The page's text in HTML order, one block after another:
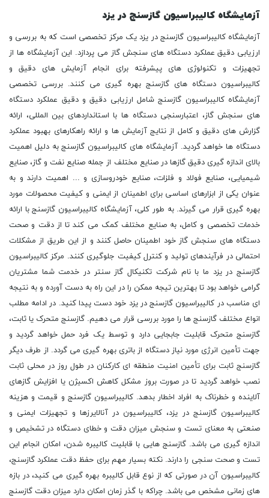
آزمایشگاه کالیبراسیون گازسنج در یزد
آزمایشگاه کالیبراسیون گازسنج در یزد یک مرکز تخصصی است که به بررسی و
ارزیابی دقیق عملکرد دستگاه های سنجش گاز می پردازد. این آزمایشگاه ها از
تجهیزات و تکنولوژی های پیشرفته برای انجام آزمایش های دقیق و
کالیبراسیون دستگاه های گازسنج بهره گیری می کنند. بررسی تخصصی
آزمایشگاه کالیبراسیون گازسنج شامل ارزیابی دقیق و دقیق عملکرد دستگاه
های سنجش گاز، اعتبارسنجی دستگاه ها با استانداردهای بین المللی، ارائه
گزارش های دقیق و کامل از نتایج آزمایش ها و ارائه راهکارهای بهبود عملکرد
دستگاه ها خواهد گردید. آزمایشگاه های کالیبراسیون گازسنج به دلیل اهمیت
بالای اندازه گیری دقیق گازها در صنایع مختلف از جمله صنایع نفت و گاز، صنایع
شیمیایی، صنایع فولاد و فلزات، صنایع خودروسازی و ... اهمیت دارند و به
عنوان یکی از ابزارهای اساسی برای اطمینان از ایمنی و کیفیت محصولات مورد
بهره گیری قرار می گیرند. به طور کلی، آزمایشگاه کالیبراسیون گازسنج با ارائه
خدمات تخصصی و کامل، به صنایع مختلف کمک می کند تا از دقت و صحت
دستگاه های سنجش گاز خود اطمینان حاصل کنند و از این طریق از مشکلات
احتمالی در فرآیندهای تولید و کنترل کیفیت جلوگیری کنند. مرکز کالیبراسیون
گازسنج در یزد ما با نام شرکت تکنیکال گاز سنتر در خدمت شما مشتریان
گرامی خواهد بود تا بهترین تیجه ممکن را در این راه به دست آورده و به نتیجه
ای مناسب در کالیبراسیون گازسنج در یزد خود دست پیدا کنید. در ادامه مطلب
انواع مختلف گازسنج ها را مورد بررسی قرار می دهیم. گازسنج متحرک یا ثابت،
گازسنج متحرک قابلیت جابجایی دارد و توسط یک فرد حمل خواهد گردید و
جهت تأمین انرژی مورد نیاز دستگاه از باتری بهره گیری می گردد. از طرف دیگر
گازسنج ثابت برای تأمین امنیت منطقه ای کارکنان در طول روز در محلی ثابت
نصب خواهد گردید تا در صورت بروز مشکل کاهش اکسیژن یا افزایش گازهای
آلاینده و خطرناک به افراد اخطار بدهد. کالیبراسیون گازسنج و قیمت و هزینه
کالیبراسیون گازسنج در یزد، کالیبراسیون در آنالایرزها و تجهیزات ایمنی و
صنعتی به معنای تست و سنجش میزان دقت و خطای دستگاه در تشخیص و
اندازه گیری می باشد. گازسنج هایی با قابلیت کالیبره شدن، امکان انجام این
تست و صحت سنجی را دارند. نکته بسیار مهم برای حفظ دقت عملکرد گازسنج،
کالیبراسیون آن در صورتی که از نوع قابل کالیبره بهره گیری می کنید، در بازه
های زمانی مشخص می باشد. چراکه با گذر زمان امکان دارد میزان دقت گازسنج